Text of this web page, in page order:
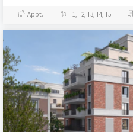
extérieurs privatifs, répond à
la... Appt. T1, T2, T3, T4, T5